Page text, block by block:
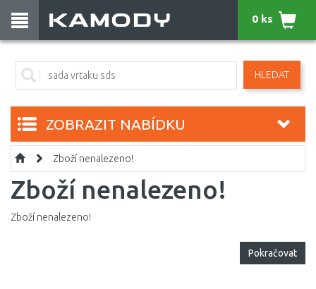
HLEDAT
0 ks
ZOBRAZIT NABÍDKU
Zboží nenalezeno!
Zboží nenalezeno!
Zboží nenalezeno!
Pokračovat